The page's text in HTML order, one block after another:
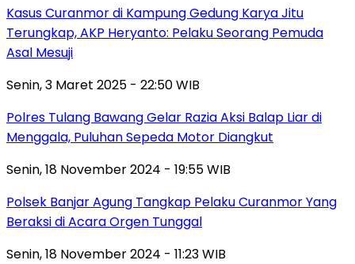
Kasus Curanmor di Kampung Gedung Karya Jitu
Terungkap, AKP Heryanto: Pelaku Seorang Pemuda
Asal Mesuji
Senin, 3 Maret 2025 - 22:50 WIB
Polres Tulang Bawang Gelar Razia Aksi Balap Liar di
Menggala, Puluhan Sepeda Motor Diangkut
Senin, 18 November 2024 - 19:55 WIB
Polsek Banjar Agung Tangkap Pelaku Curanmor Yang
Beraksi di Acara Orgen Tunggal
Senin, 18 November 2024 - 11:23 WIB